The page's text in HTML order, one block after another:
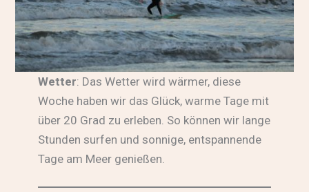
Wetter: Das Wetter wird wärmer, diese
Woche haben wir das Glück, warme Tage mit
über 20 Grad zu erleben. So können wir lange
Stunden surfen und sonnige, entspannende
Tage am Meer genießen.